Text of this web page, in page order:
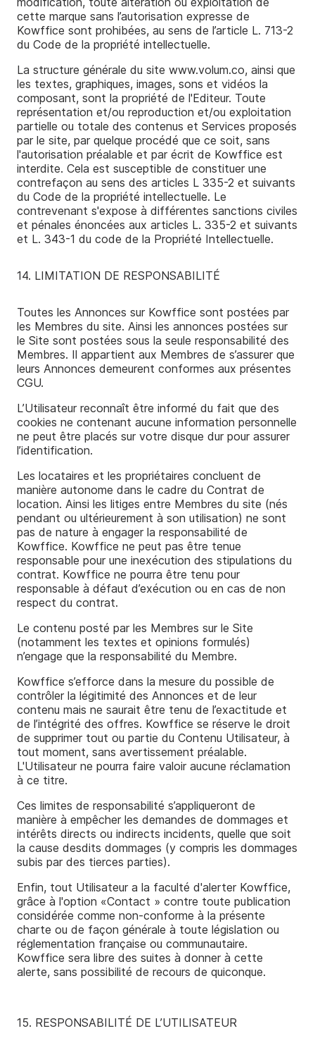
cette marque sans l’autorisation expresse de
Kowffice sont prohibées, au sens de l’article L. 713-2
du Code de la propriété intellectuelle.
La structure générale du site www.volum.co, ainsi que
les textes, graphiques, images, sons et vidéos la
composant, sont la propriété de l'Editeur. Toute
représentation et/ou reproduction et/ou exploitation
partielle ou totale des contenus et Services proposés
par le site, par quelque procédé que ce soit, sans
l'autorisation préalable et par écrit de Kowffice est
interdite. Cela est susceptible de constituer une
contrefaçon au sens des articles L 335­-2 et suivants
du Code de la propriété intellectuelle. Le
contrevenant s'expose à différentes sanctions civiles
et pénales énoncées aux articles L. 335-2 et suivants
et L. 343-1 du code de la Propriété Intellectuelle.
14. LIMITATION DE RESPONSABILITÉ
Toutes les Annonces sur Kowffice sont postées par
les Membres du site. Ainsi les annonces postées sur
le Site sont postées sous la seule responsabilité des
Membres. Il appartient aux Membres de s’assurer que
leurs Annonces demeurent conformes aux présentes
CGU.
L’Utilisateur reconnaît être informé du fait que des
cookies ne contenant aucune information personnelle
ne peut être placés sur votre disque dur pour assurer
l’identification.
Les locataires et les propriétaires concluent de
manière autonome dans le cadre du Contrat de
location. Ainsi les litiges entre Membres du site (nés
pendant ou ultérieurement à son utilisation) ne sont
pas de nature à engager la responsabilité de
Kowffice. Kowffice ne peut pas être tenue
responsable pour une inexécution des stipulations du
contrat. Kowffice ne pourra être tenu pour
responsable à défaut d’exécution ou en cas de non
respect du contrat.
Le contenu posté par les Membres sur le Site
(notamment les textes et opinions formulés)
n’engage que la responsabilité du Membre.
Kowffice s’efforce dans la mesure du possible de
contrôler la légitimité des Annonces et de leur
contenu mais ne saurait être tenu de l’exactitude et
de l’intégrité des offres. Kowffice se réserve le droit
de supprimer tout ou partie du Contenu Utilisateur, à
tout moment, sans avertissement préalable.
L'Utilisateur ne pourra faire valoir aucune réclamation
à ce titre.
Ces limites de responsabilité s’appliqueront de
manière à empêcher les demandes de dommages et
intérêts directs ou indirects incidents, quelle que soit
la cause desdits dommages (y compris les dommages
subis par des tierces parties).
Enfin, tout Utilisateur a la faculté d'alerter Kowffice,
grâce à l'option «Contact » contre toute publication
considérée comme non-conforme à la présente
charte ou de façon générale à toute législation ou
réglementation française ou communautaire.
Kowffice sera libre des suites à donner à cette
alerte, sans possibilité de recours de quiconque.
15. RESPONSABILITÉ DE L’UTILISATEUR